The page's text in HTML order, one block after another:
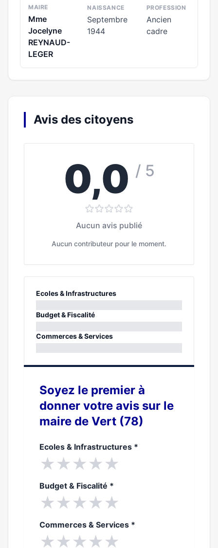
MAIRE
Mme
Jocelyne
REYNAUD-
LEGER
NAISSANCE
Septembre
1944
PROFESSION
Ancien
cadre
Avis des citoyens
0,0 / 5
Aucun avis publié
Aucun contributeur pour le moment.
Ecoles & Infrastructures
0%
Budget & Fiscalité
0%
Commerces & Services
Soyez le premier à
donner votre avis sur le
maire de Vert (78)
Ecoles & Infrastructures *
★★★★★
Budget & Fiscalité *
★★★★★
Commerces & Services *
★★★★★